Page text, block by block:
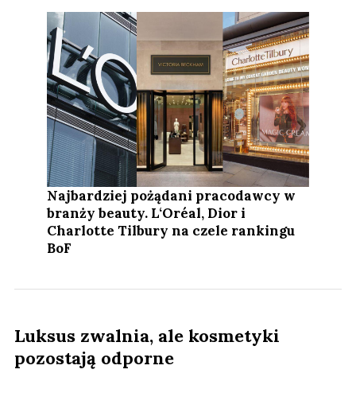
Najbardziej pożądani pracodawcy w
branży beauty. L‘Oréal, Dior i
Charlotte Tilbury na czele rankingu
BoF
Luksus zwalnia, ale kosmetyki
pozostają odporne